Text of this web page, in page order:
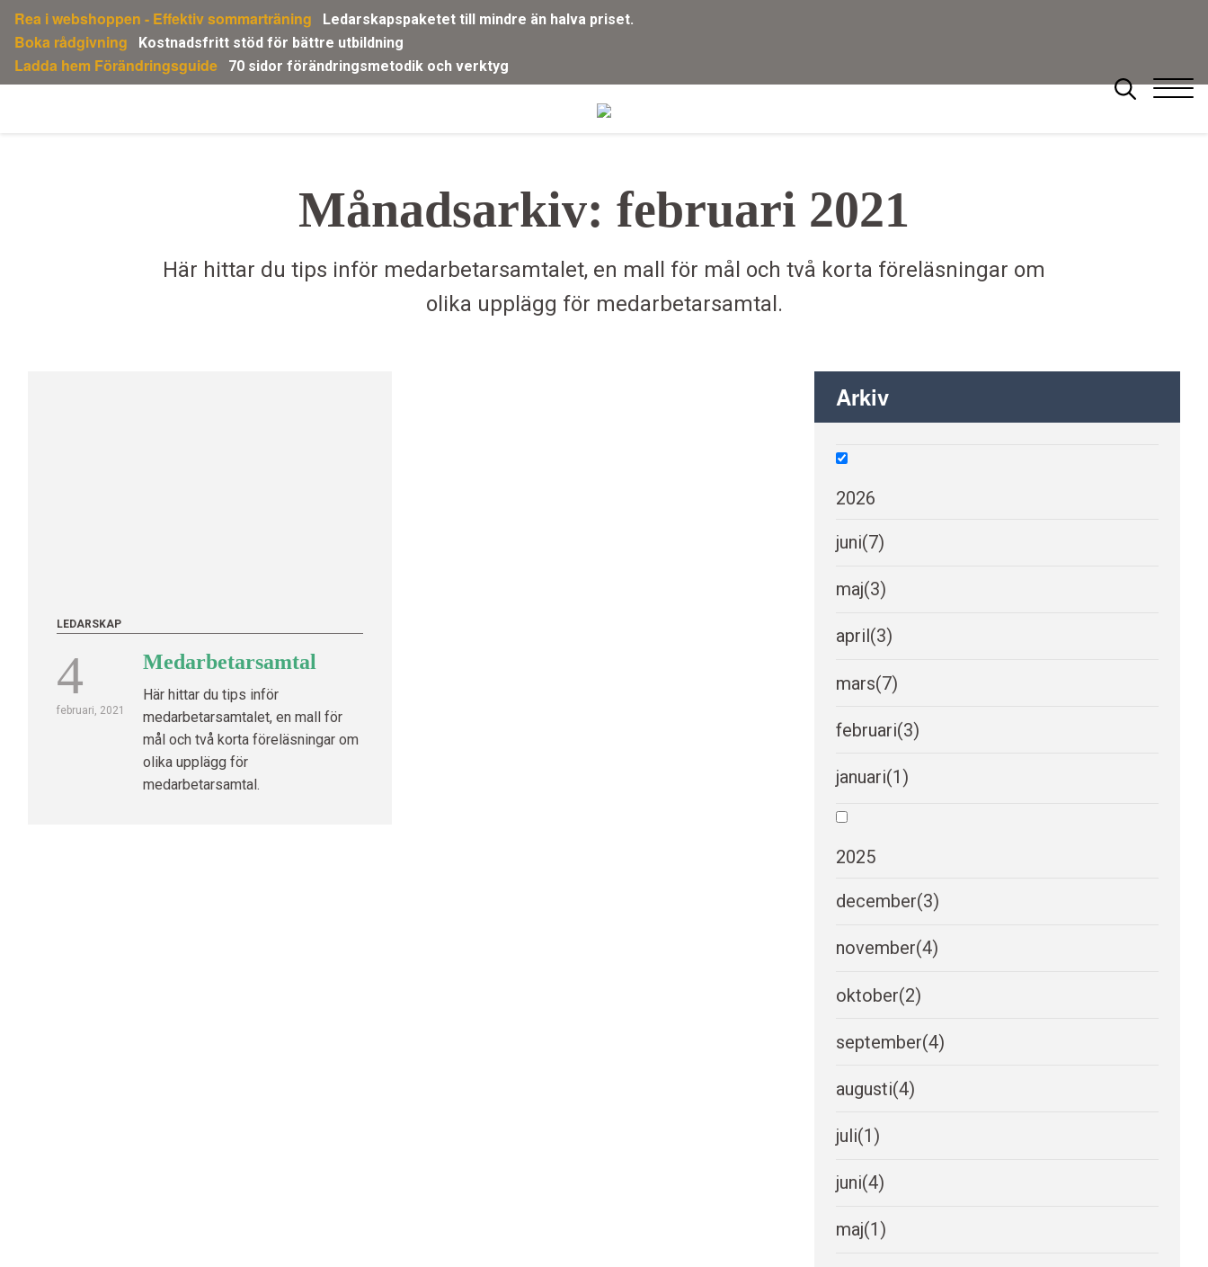
direkt
Rea i webshoppen - Effektiv sommarträning Ledarskapspaketet till mindre än halva priset.
Boka rådgivning Kostnadsfritt stöd för bättre utbildning
Ladda hem Förändringsguide 70 sidor förändringsmetodik och verktyg
Sök
Månadsarkiv: februari 2021
Här hittar du tips inför medarbetarsamtalet, en mall för mål och två korta föreläsningar om
olika upplägg för medarbetarsamtal.
LEDARSKAP
4
februari, 2021
Medarbetarsamtal
Här hittar du tips inför
medarbetarsamtalet, en mall för
mål och två korta föreläsningar om
olika upplägg för
medarbetarsamtal.
Arkiv
2026
juni(7)
maj(3)
april (3)
mars(7)
februari(3)
januari(1)
2025
december(3)
november(4)
oktober(2)
september(4)
augusti(4)
juli(1)
juni(4)
maj(1)